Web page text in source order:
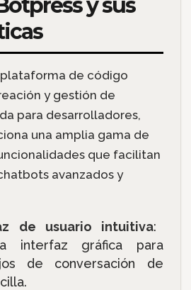
y sus
plataforma de código
y gestión de
para desarrolladores,
una amplia gama de
que facilitan
avanzados y
de usuario intuitiva:
interfaz gráfica para
de conversación de